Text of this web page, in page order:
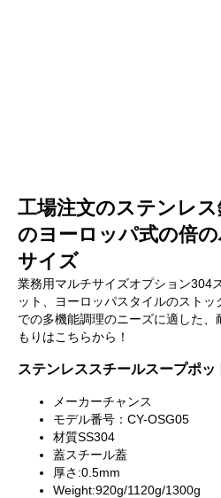
工場注文のステンレ
のヨーロッパ式の倍
サイズ
業務用マルチサイズオプション304
ット、ヨーロッパスタイルのスト
での多機能調理のニーズに適した
もりはこちらから！
ステンレススチールスープポッ
メーカーチャンス
モデル番号：CY-OSG05
材質SS304
蓋スチール蓋
厚さ:0.5mm
Weight:920g/1120g/1300g